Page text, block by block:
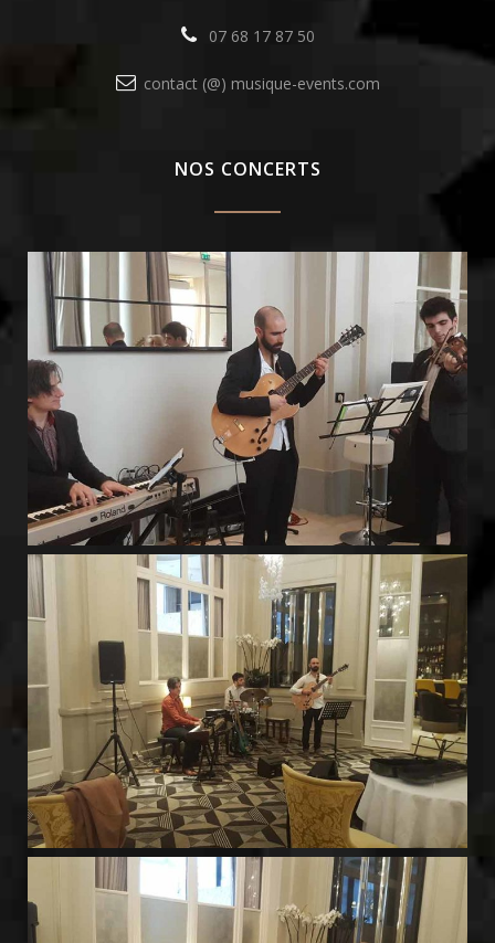
07 68 17 87 50
contact (@) musique-events.com
NOS CONCERTS